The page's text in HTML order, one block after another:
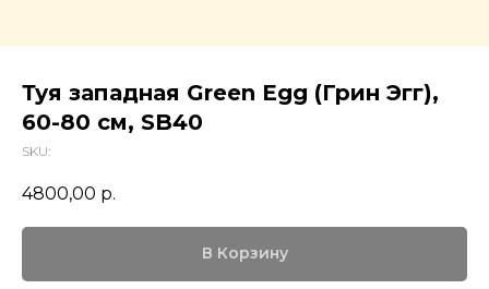
Туя западная Green Egg (Грин Эгг),
60-80 см, SB40
SKU:
4800,00 р.
В Корзину